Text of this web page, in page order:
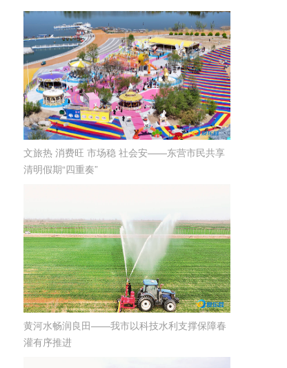
文旅热 消费旺 市场稳 社会安——东营市民共享
清明假期“四重奏”
黄河水畅润良田——我市以科技水利支撑保障春
灌有序推进